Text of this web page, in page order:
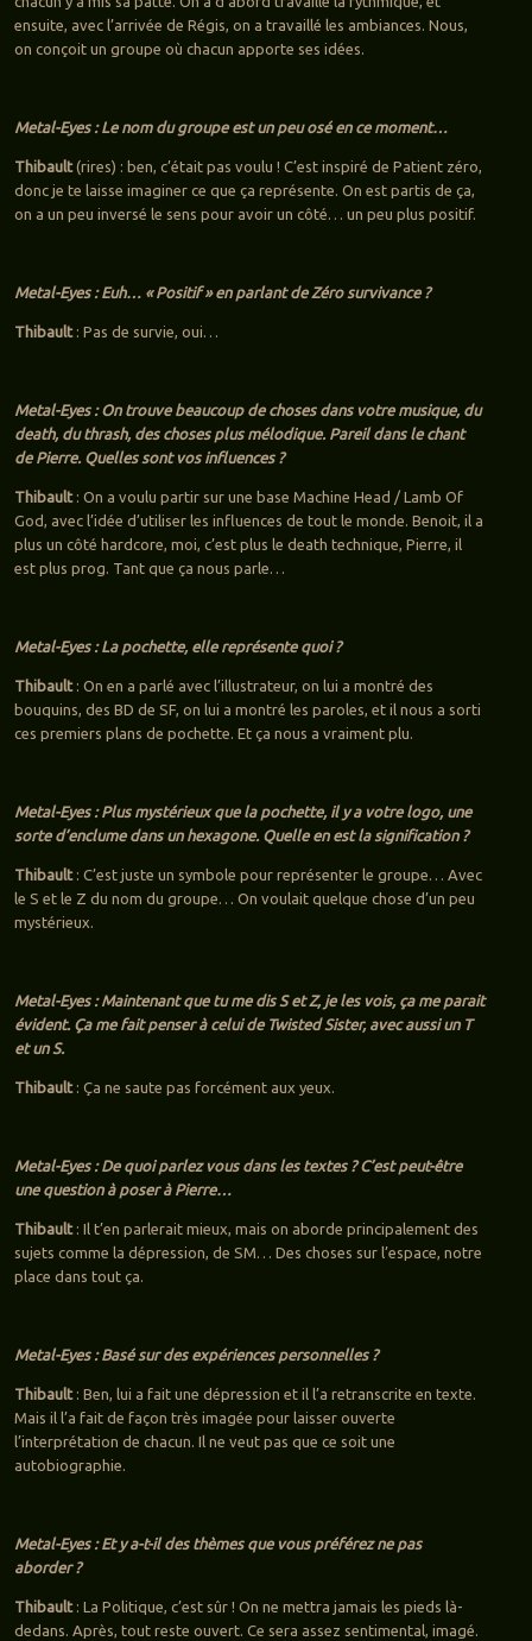
ensuite, avec l’arrivée de Régis, on a travaillé les ambiances. Nous,
on conçoit un groupe où chacun apporte ses idées.
Metal-Eyes : Le nom du groupe est un peu osé en ce moment…
Thibault(rires) : ben, c’était pas voulu ! C’est inspiré de Patient zéro,
donc je te laisse imaginer ce que ça représente. On est partis de ça,
on a un peu inversé le sens pour avoir un côté… un peu plus positif.
Metal-Eyes : Euh… « Positif » en parlant de Zéro survivance ?
Thibault: Pas de survie, oui…
Metal-Eyes : On trouve beaucoup de choses dans votre musique, du
death, du thrash, des choses plus mélodique. Pareil dans le chant
de Pierre. Quelles sont vos influences ?
Thibault: On a voulu partir sur une base Machine Head / Lamb Of
God, avec l’idée d’utiliser les influences de tout le monde. Benoit, il a
plus un côté hardcore, moi, c’est plus le death technique, Pierre, il
est plus prog. Tant que ça nous parle…
Metal-Eyes : La pochette, elle représente quoi ?
Thibault: On en a parlé avec l’illustrateur, on lui a montré des
bouquins, des BD de SF, on lui a montré les paroles, et il nous a sorti
ces premiers plans de pochette. Et ça nous a vraiment plu.
Metal-Eyes : Plus mystérieux que la pochette, il y a votre logo, une
sorte d’enclume dans un hexagone. Quelle en est la signification ?
Thibault: C’est juste un symbole pour représenter le groupe… Avec
le S et le Z du nom du groupe… On voulait quelque chose d’un peu
mystérieux.
Metal-Eyes : Maintenant que tu me dis S et Z, je les vois, ça me parait
évident. Ça me fait penser à celui de Twisted Sister, avec aussi un T
et un S.
Thibault: Ça ne saute pas forcément aux yeux.
Metal-Eyes : De quoi parlez vous dans les textes ? C’est peut-être
une question à poser à Pierre…
Thibault: Il t’en parlerait mieux, mais on aborde principalement des
sujets comme la dépression, de SM… Des choses sur l’espace, notre
place dans tout ça.
Metal-Eyes : Basé sur des expériences personnelles ?
Thibault: Ben, lui a fait une dépression et il l’a retranscrite en texte.
Mais il l’a fait de façon très imagée pour laisser ouverte
l’interprétation de chacun. Il ne veut pas que ce soit une
autobiographie.
Metal-Eyes : Et y a-t-il des thèmes que vous préférez ne pas
aborder ?
Thibault: La Politique, c’est sûr ! On ne mettra jamais les pieds là-
dedans. Après, tout reste ouvert. Ce sera assez sentimental, imagé.